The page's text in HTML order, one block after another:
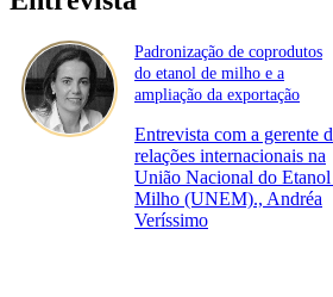
Padronização de coprodutos
do etanol de milho e a
ampliação da exportação
Entrevista com a gerente
relações internacionais na
União Nacional do Etanol
Milho (UNEM)., Andréa
Veríssimo